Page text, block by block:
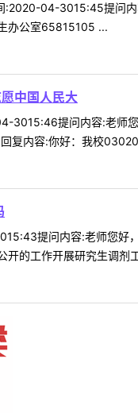
04-3015:45提问
办公室65815105 ...
中国人民大
提问内容:老师
复内容:你好：我校
提问内容:老师您好
的工作开展研究生调剂